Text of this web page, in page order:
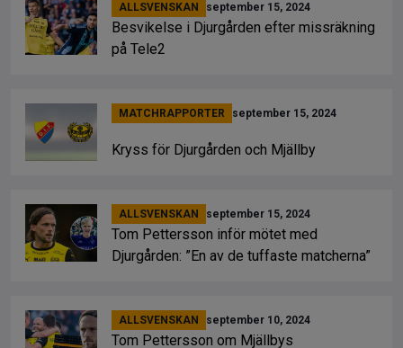
ALLSVENSKAN september 15, 2024
Besvikelse i Djurgården efter missräkning
på Tele2
MATCHRAPPORTER september 15, 2024
Kryss för Djurgården och Mjällby
ALLSVENSKAN september 15, 2024
Tom Pettersson inför mötet med
Djurgården: ”En av de tuffaste matcherna”
ALLSVENSKAN september 10, 2024
Tom Pettersson om Mjällbys